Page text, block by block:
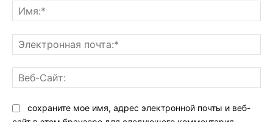
сохраните мое имя, адрес электронной почты и веб-